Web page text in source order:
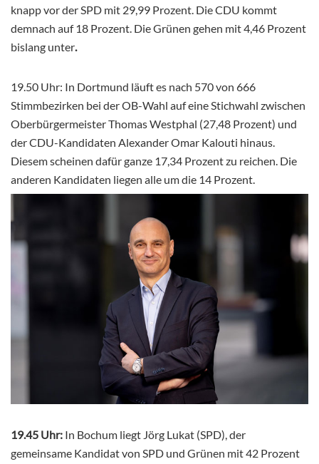
knapp vor der SPD mit 29,99 Prozent. Die CDU kommt
demnach auf 18 Prozent. Die Grünen gehen mit 4,46 Prozent
bislang unter.
19.50 Uhr: In Dortmund läuft es nach 570 von 666
Stimmbezirken bei der OB-Wahl auf eine Stichwahl zwischen
Oberbürgermeister Thomas Westphal (27,48 Prozent) und
der CDU-Kandidaten Alexander Omar Kalouti hinaus.
Diesem scheinen dafür ganze 17,34 Prozent zu reichen. Die
anderen Kandidaten liegen alle um die 14 Prozent.
19.45 Uhr: In Bochum liegt Jörg Lukat (SPD), der
gemeinsame Kandidat von SPD und Grünen mit 42 Prozent